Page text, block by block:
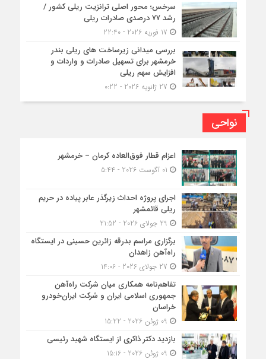
سرخس؛ محور اصلی ترانزیت ریلی کشور /
رشد ۷۷ درصدی صادرات ریلی
بررسی میدانی زیرساخت های ریلی بندر
خرمشهر برای تسهیل صادرات و واردات و
افزایش سهم ریلی
نواحی
اعزام قطار فوق‌العاده کرمان – خرمشهر
اجرای پروژه احداث زیرگذر عابر پیاده در حریم
ریلی قائمشهر
برگزاری مراسم بدرقه زائرین حسینی در ایستگاه
راه‌آهن زاهدان
تفاهم‌نامه همکاری میان شرکت راه‌آهن
جمهوری اسلامی ایران و شرکت ایران‌خودرو
خراسان
بازدید دکتر ذاکری از ایستگاه شهید رئیسی